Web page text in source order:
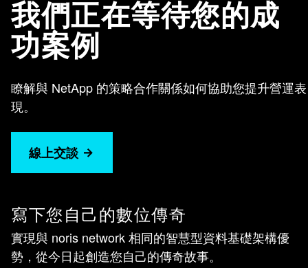
我們正在等待您的成
功案例
瞭解與 NetApp 的策略合作關係如何協助您提升營運表
現。
線上交談
寫下您自己的數位傳奇
實現與 noris network 相同的智慧型資料基礎架構優
勢，從今日起創造您自己的傳奇故事。